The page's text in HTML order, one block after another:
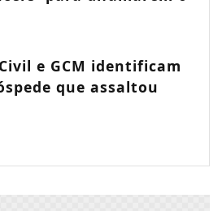
e GCM identificam
que assaltou